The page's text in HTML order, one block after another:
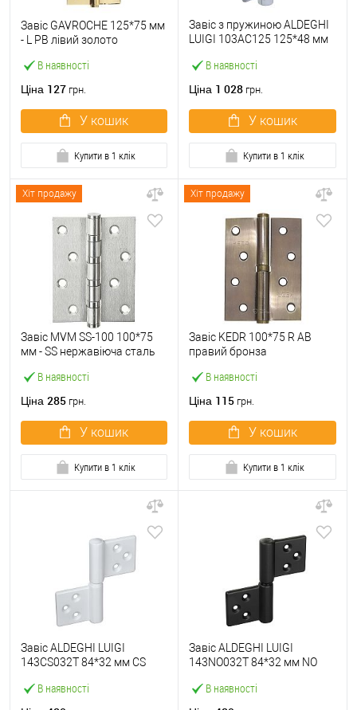
В наявності
Завіс GAVROCHE 125*75 мм
- L PВ лівий золото
Ціна 127 грн.
У кошик
Купити в 1 клік
В наявності
Завіс з пружиною ALDEGHI
LUIGI 103AC125 125*48 мм
Ціна 1 028 грн.
У кошик
Купити в 1 клік
Хіт продажу
В наявності
Завіс MVM SS-100 100*75
мм - SS нержавіюча сталь
Ціна 285 грн.
У кошик
Купити в 1 клік
Хіт продажу
В наявності
Завіс KEDR 100*75 R AB
правий бронза
Ціна 115 грн.
У кошик
Купити в 1 клік
В наявності
Завіс ALDEGHI LUIGI
143CS032T 84*32 мм CS
В наявності
Завіс ALDEGHI LUIGI
143NO032T 84*32 мм NO